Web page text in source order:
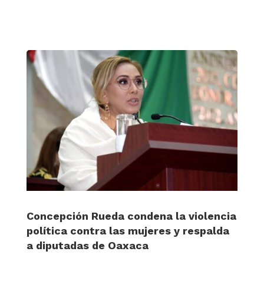
Concepción Rueda condena la violencia
política contra las mujeres y respalda
a diputadas de Oaxaca